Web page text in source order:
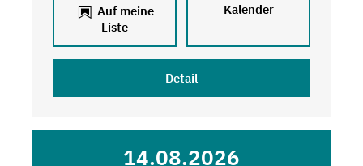
Auf meine
Liste
Kalender
Detail
14.08.2026